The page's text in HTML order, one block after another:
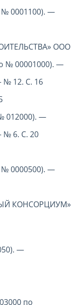
№ 0001100). —
ООО
№ 00001000). —
12. С. 16
012000). —
№ 6. С. 20
№ 0000500). —
КОНСОРЦИУМ»
—
по